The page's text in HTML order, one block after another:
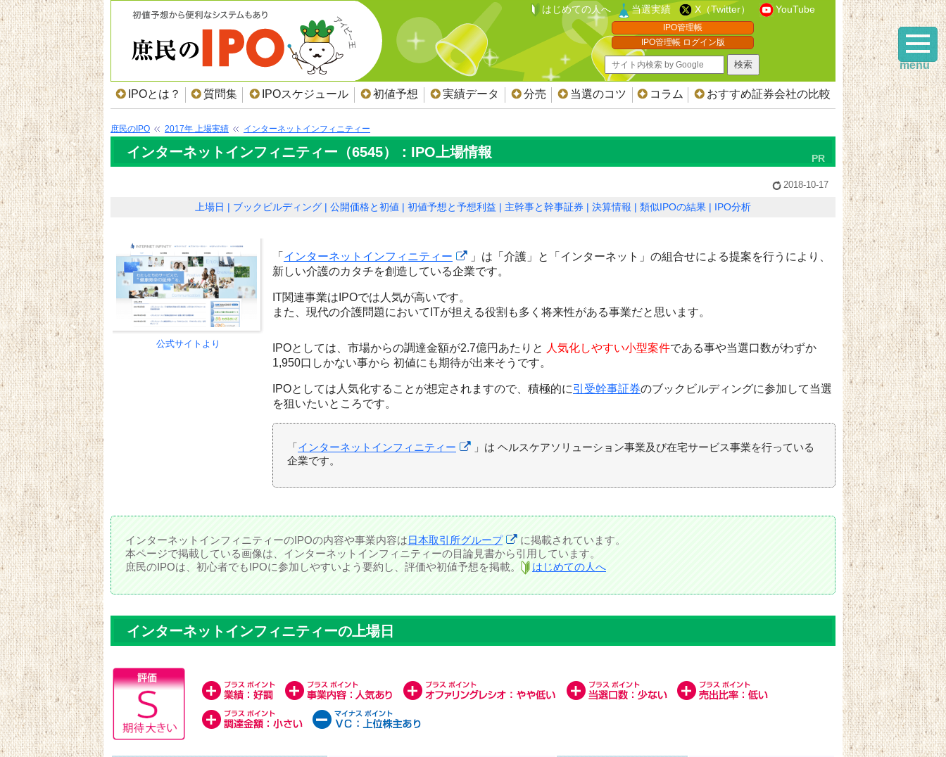
はじめての人へ 当選実績 X（Twitter） YouTube
IPO管理帳
IPO管理帳 ログイン版
IPOとは？ 質問集 IPOスケジュール 初値予想 実績データ 分売 当選のコツ コラム おすすめ証券会社の比較
庶民のIPO 2017年 上場実績 インターネットインフィニティー
インターネットインフィニティー（6545）：IPO上場情報
2018-10-17
上場日 ブックビルディング 公開価格と初値 初値予想と予想利益 主幹事と幹事証券 決算情報 類似IPOの結果 IPO分析
公式サイトより
「 インターネットインフィニティー 」は 「介護」と「インターネット」の組合せによる提案を行うにより、
新しい介護のカタチを創造している企業です。
IT関連事業はIPOでは人気が高いです。
また、現代の介護問題においてITが担える役割も多く 将来性がある事業だと思います。
IPOとしては、市場からの調達金額が2.7億円あたりと 人気化しやすい小型案件である事や当選口数がわずか
1,950口しかない事から 初値にも期待が出来そうです。
IPOとしては人気化することが想定されますので、積極的に引受幹事証券のブックビルディングに参加して当選
を狙いたいところです。
「インターネットインフィニティー
」は ヘルスケアソリューション事業及び在宅サービス事業を行っている
企業です。
インターネットインフィニティーのIPOの内容や事業内容は日本取引所グループ
に掲載されています。
本ページで掲載している画像は、インターネットインフィニティーの目論見書から引用しています。
庶民のIPOは、初心者でもIPOに参加しやすいよう要約し、評価や初値予想を掲載。
はじめての人へ
インターネットインフィニティーの上場日
menu